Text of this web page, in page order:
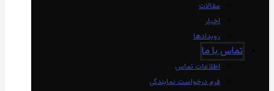
مقالات
اخبار
رویدادها
تماس با ما
اطلاعات تماس
فرم درخواست نمایندگی